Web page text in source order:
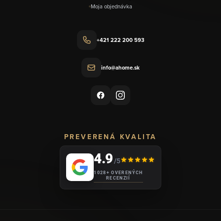
Moja objednávka
+421 222 200 593
info@ahome.sk
PREVERENÁ KVALITA
4.9/5
1028+ OVERENÝCH
RECENZIÍ